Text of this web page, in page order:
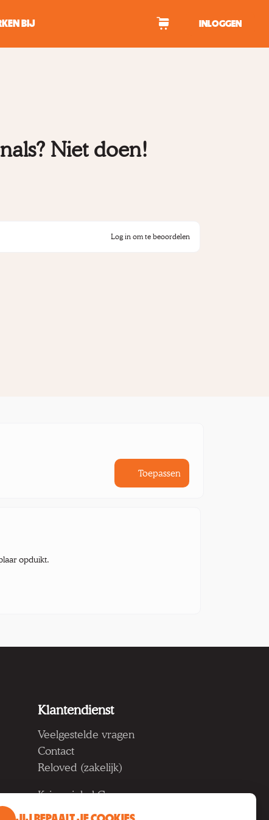
BIJ INLOGGEN
Niet doen!
Log in om te beoordelen
Toepassen
opduikt.
Klantendienst
Veelgestelde vragen
Contact
Reloved (zakelijk)
Kringwinkel Groep vzw
Koning Albertlaan 124, 9000